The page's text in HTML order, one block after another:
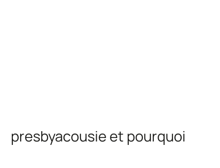
presbyacousie et pourquoi